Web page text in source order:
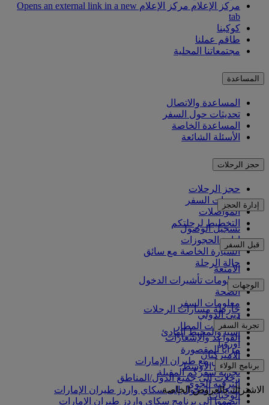
مركز الإعلام
مركز الإعلام Opens an external link in a new
tab
كوكبنا
طاقم عملنا
مجتمعاتنا المحلية
المساعدة
المساعدة والاتصال
تحديثات حول السفر
المساعدة الخاصة
الأسئلة الشائعة
حجز الرحلات
حجز الرحلات
خدمات السفر
المواصلات
التخطيط لرحلتكم
إدارة الحجز
تسجيل الوصول
إدارة الحجوزات
السيارة الخاصة مع سائق
حالة الرحلة
قبل السفر
الأمتعة
معلومات تأشيرات الدخول
الصحة
معلومات السفر
دبي الدولي
مواصلات المطار
القواعد والإشعارات
الوجهات
خارطة مسارات الرحلات
أفريقيا
آسيا والمحيط الهادئ
أوروبا
الأميركتان
الشرق الأوسط
رحلات إلى جميع الدول/المناطق
تجربة السفر
مزايا المقصورة
التسوق مع طيران الإمارات
تجربة سفركم المقبلة
الترفيه الجوي
الوجبات
برنامج الولاء
تسجيل الدخول إلى سكاي واردز طيران الإمارات
انضموا إلى برنامج سكاي واردز طيران الإمارات
الاشتراك بالعروض الخاصة